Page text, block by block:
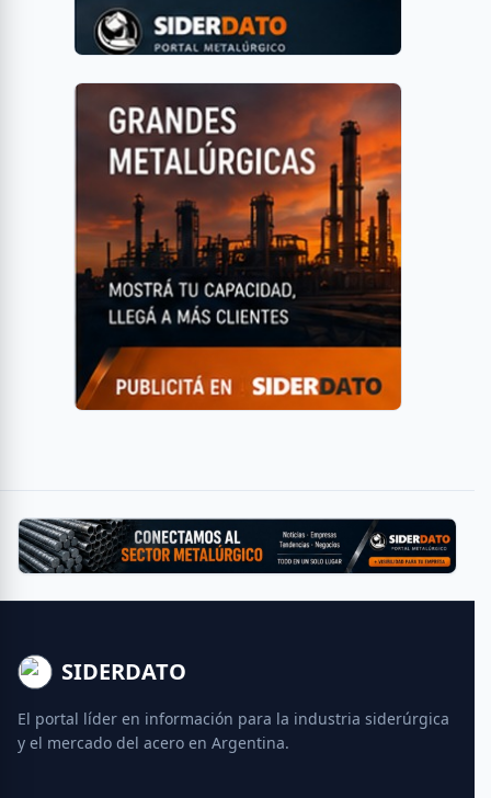
SIDERDATO
El portal líder en información para la industria siderúrgica
y el mercado del acero en Argentina.